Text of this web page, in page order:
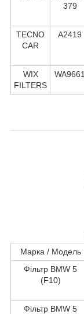
379
TECNO
CAR
A2419
WIX
FILTERS
WA9661
Марка / Модель
Фільтр BMW 5
(F10)
Фільтр BMW 5